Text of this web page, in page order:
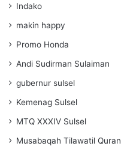
Indako
makin happy
Promo Honda
Andi Sudirman Sulaiman
gubernur sulsel
Kemenag Sulsel
MTQ XXXIV Sulsel
Musabaqah Tilawatil Quran